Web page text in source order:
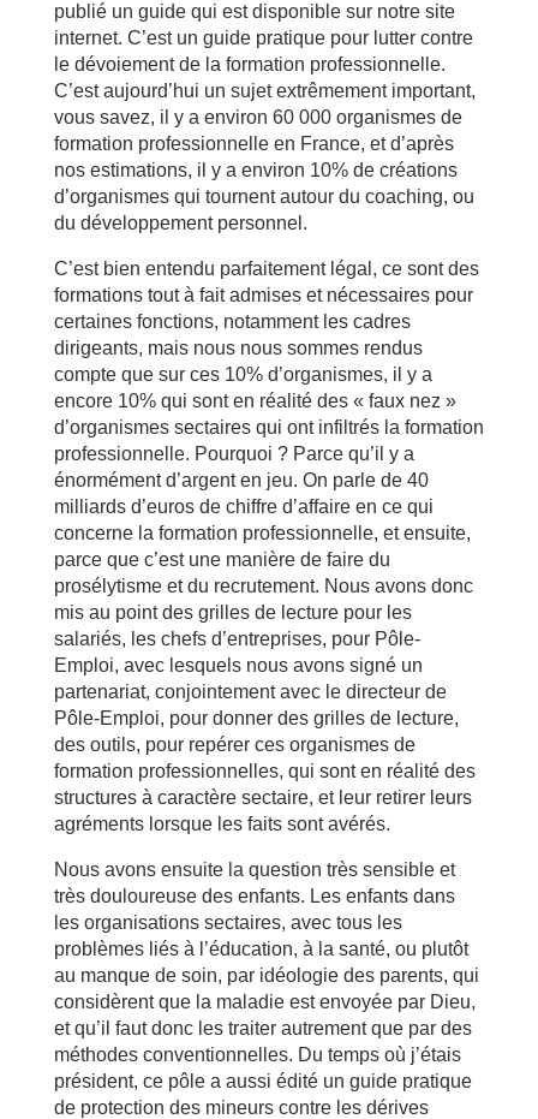
publié un guide qui est disponible sur notre site
internet. C’est un guide pratique pour lutter contre
le dévoiement de la formation professionnelle.
C’est aujourd’hui un sujet extrêmement important,
vous savez, il y a environ 60 000 organismes de
formation professionnelle en France, et d’après
nos estimations, il y a environ 10% de créations
d’organismes qui tournent autour du coaching, ou
du développement personnel.
C’est bien entendu parfaitement légal, ce sont des
formations tout à fait admises et nécessaires pour
certaines fonctions, notamment les cadres
dirigeants, mais nous nous sommes rendus
compte que sur ces 10% d’organismes, il y a
encore 10% qui sont en réalité des « faux nez »
d’organismes sectaires qui ont infiltrés la formation
professionnelle. Pourquoi ? Parce qu’il y a
énormément d’argent en jeu. On parle de 40
milliards d’euros de chiffre d’affaire en ce qui
concerne la formation professionnelle, et ensuite,
parce que c’est une manière de faire du
prosélytisme et du recrutement. Nous avons donc
mis au point des grilles de lecture pour les
salariés, les chefs d’entreprises, pour Pôle-
Emploi, avec lesquels nous avons signé un
partenariat, conjointement avec le directeur de
Pôle-Emploi, pour donner des grilles de lecture,
des outils, pour repérer ces organismes de
formation professionnelles, qui sont en réalité des
structures à caractère sectaire, et leur retirer leurs
agréments lorsque les faits sont avérés.
Nous avons ensuite la question très sensible et
très douloureuse des enfants. Les enfants dans
les organisations sectaires, avec tous les
problèmes liés à l’éducation, à la santé, ou plutôt
au manque de soin, par idéologie des parents, qui
considèrent que la maladie est envoyée par Dieu,
et qu’il faut donc les traiter autrement que par des
méthodes conventionnelles. Du temps où j’étais
président, ce pôle a aussi édité un guide pratique
de protection des mineurs contre les dérives